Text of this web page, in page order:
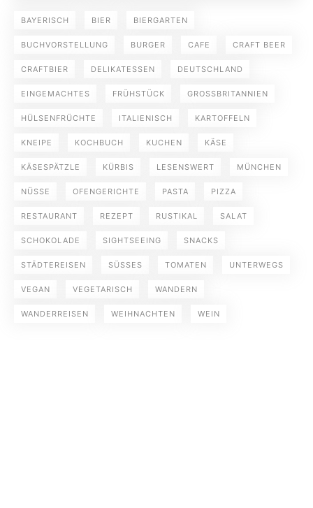
BAYERISCH BIER BIERGARTEN
BUCHVORSTELLUNG BURGER CAFE CRAFT BEER
CRAFTBIER DELIKATESSEN DEUTSCHLAND
EINGEMACHTES FRÜHSTÜCK GROSSBRITANNIEN
HÜLSENFRÜCHTE ITALIENISCH KARTOFFELN
KNEIPE KOCHBUCH KUCHEN KÄSE
KÄSESPÄTZLE KÜRBIS LESENSWERT MÜNCHEN
NÜSSE OFENGERICHTE PASTA PIZZA
RESTAURANT REZEPT RUSTIKAL SALAT
SCHOKOLADE SIGHTSEEING SNACKS
STÄDTEREISEN SÜSSES TOMATEN UNTERWEGS
VEGAN VEGETARISCH WANDERN
WANDERREISEN WEIHNACHTEN WEIN